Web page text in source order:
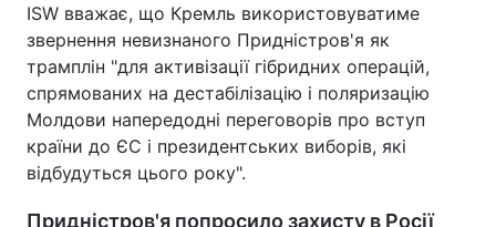
ISW вважає, що Кремль використовуватиме
звернення невизнаного Придністров'я як
трамплін "для активізації гібридних операцій,
спрямованих на дестабілізацію і поляризацію
Молдови напередодні переговорів про вступ
країни до ЄС і президентських виборів, які
відбудуться цього року".
Придністров'я попросило захисту в Росії